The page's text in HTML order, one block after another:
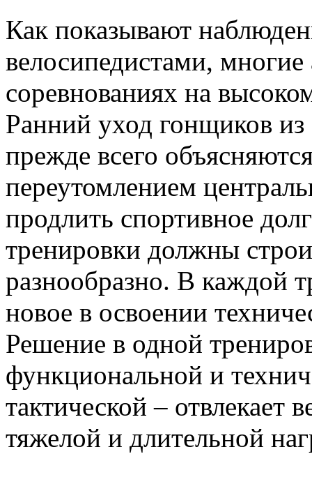
Как показывают
велосипедистами,
соревнованиях на
Ранний уход гонщиков из
прежде всего
переутомлением
продлить спортивное
тренировки должны
разнообразно. В каждой
новое в освоении
Решение в одной
функциональной и
тактической – отвлекает
тяжелой и длительной